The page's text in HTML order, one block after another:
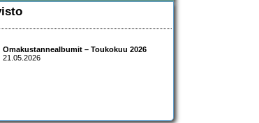
Omakustannealbumit – Toukokuu 2026
21.05.2026